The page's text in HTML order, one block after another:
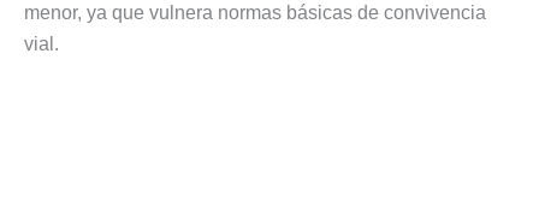
menor, ya que vulnera normas básicas de convivencia
vial.